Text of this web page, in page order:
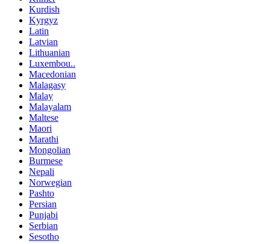
Kurdish
Kyrgyz
Latin
Latvian
Lithuanian
Luxembou..
Macedonian
Malagasy
Malay
Malayalam
Maltese
Maori
Marathi
Mongolian
Burmese
Nepali
Norwegian
Pashto
Persian
Punjabi
Serbian
Sesotho